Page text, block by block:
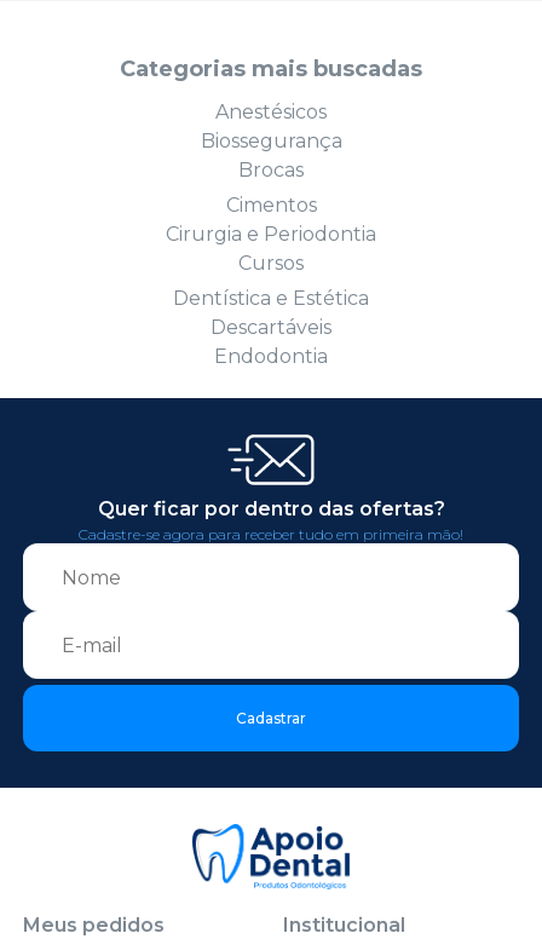
Categorias mais buscadas
Anestésicos
Biossegurança
Brocas
Cimentos
Cirurgia e Periodontia
Cursos
Dentística e Estética
Descartáveis
Endodontia
Quer ficar por dentro das ofertas?
Cadastre-se agora para receber tudo em primeira mão!
Cadastrar
Meus pedidos
Institucional